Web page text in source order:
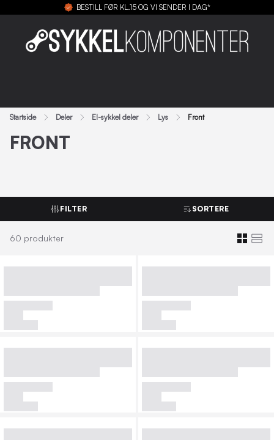
BESTILL FØR KL.15 OG VI SENDER I DAG*
Startside Deler El-sykkel deler Lys Front
FRONT
FILTER SORTERE
60 produkter